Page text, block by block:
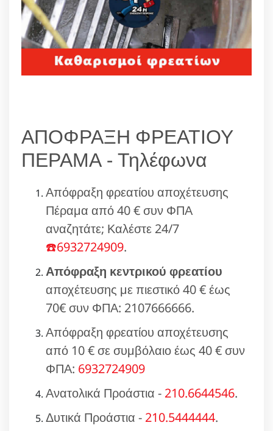
ΑΠΟΦΡΑΞΗ ΦΡΕΑΤΙΟΥ
ΠΕΡΑΜΑ - Τηλέφωνα
Απόφραξη φρεατίου αποχέτευσης
Πέραμα από 40 € συν ΦΠΑ
αναζητάτε; Καλέστε 24/7
☎️6932724909.
Απόφραξη κεντρικού φρεατίου
αποχέτευσης με πιεστικό 40 € έως
70€ συν ΦΠΑ: 2107666666.
Απόφραξη φρεατίου αποχέτευσης
από 10 € σε συμβόλαιο έως 40 € συν
ΦΠΑ: 6932724909
Ανατολικά Προάστια - 210.6644546.
Δυτικά Προάστια - 210.5444444.